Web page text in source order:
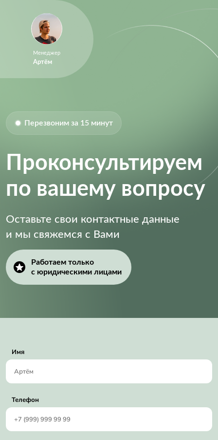
Менеджер
Артём
Перезвоним за 15 минут
Проконсультируем
по вашему вопросу
Оставьте свои контактные данные
и мы свяжемся с Вами
Работаем только
с юридическими лицами
Имя
Телефон